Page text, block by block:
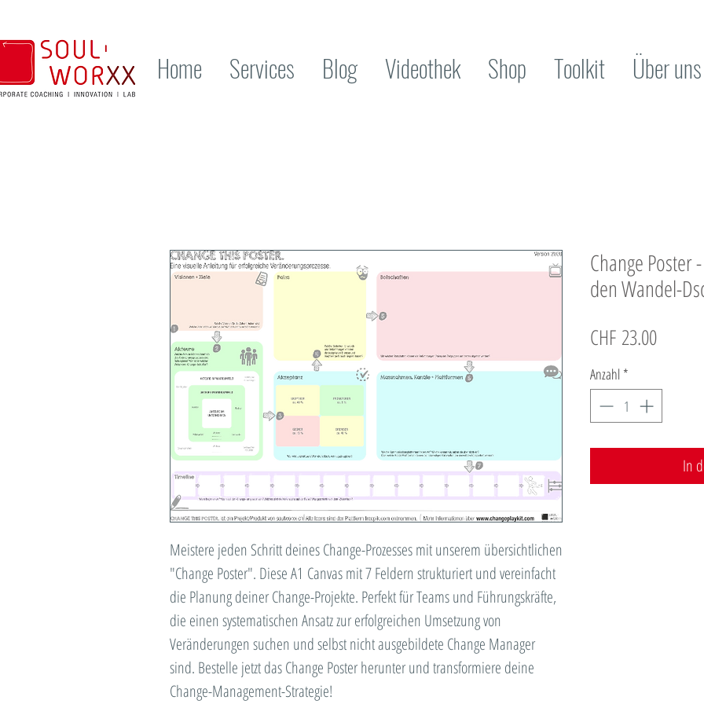
Home Services Blog Videothek Shop Toolkit Über uns
Meistere jeden Schritt deines Change-Prozesses mit unserem übersichtlichen
"Change Poster". Diese A1 Canvas mit 7 Feldern strukturiert und vereinfacht
die Planung deiner Change-Projekte. Perfekt für Teams und Führungskräfte,
die einen systematischen Ansatz zur erfolgreichen Umsetzung von
Veränderungen suchen und selbst nicht ausgebildete Change Manager
sind. Bestelle jetzt das Change Poster herunter und transformiere deine
Change-Management-Strategie!
Change Poster
den Wandel-
CHF 23.00Preis
Anzahl *
In